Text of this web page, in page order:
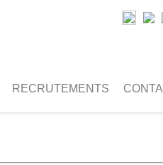
RECRUTEMENTS